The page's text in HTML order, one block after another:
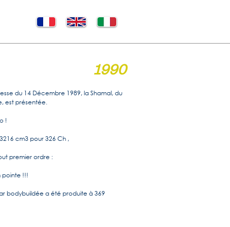
1990
du 14 Décembre 1989, la Shamal, du
est présentée.
!
cm3 pour 326 Ch ,
premier ordre :
pointe !!!
bodybuildée a été produite à 369